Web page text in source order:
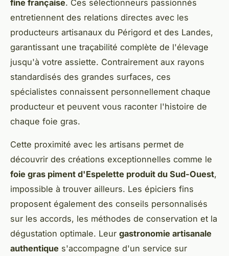
fine française. Ces sélectionneurs passionnés
entretiennent des relations directes avec les
producteurs artisanaux du Périgord et des Landes,
garantissant une traçabilité complète de l'élevage
jusqu'à votre assiette. Contrairement aux rayons
standardisés des grandes surfaces, ces
spécialistes connaissent personnellement chaque
producteur et peuvent vous raconter l'histoire de
chaque foie gras.
Cette proximité avec les artisans permet de
découvrir des créations exceptionnelles comme le
foie gras piment d'Espelette produit du Sud-Ouest,
impossible à trouver ailleurs. Les épiciers fins
proposent également des conseils personnalisés
sur les accords, les méthodes de conservation et la
dégustation optimale. Leur gastronomie artisanale
authentique s'accompagne d'un service sur